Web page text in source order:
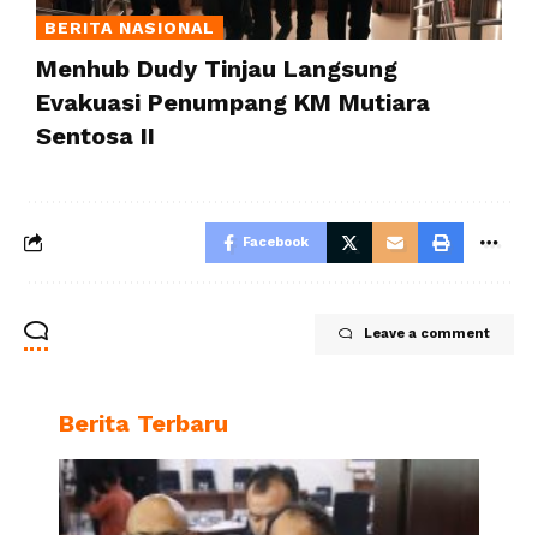
BERITA NASIONAL
Menhub Dudy Tinjau Langsung
Evakuasi Penumpang KM Mutiara
Sentosa II
Facebook
Leave a comment
Berita Terbaru